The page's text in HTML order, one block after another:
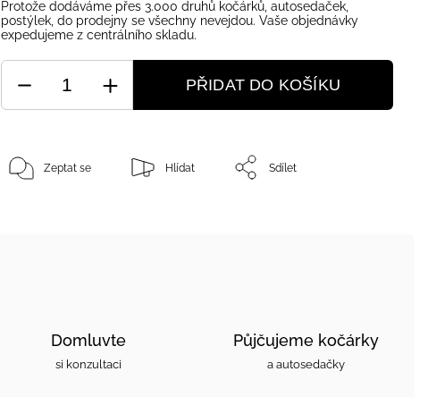
Protože dodáváme přes 3.000 druhů kočárků, autosedaček,
postýlek, do prodejny se všechny nevejdou. Vaše objednávky
expedujeme z centrálního skladu.
PŘIDAT DO KOŠÍKU
Zeptat se Hlídat Sdílet
Domluvte
si konzultaci
Půjčujeme kočárky
a autosedačky